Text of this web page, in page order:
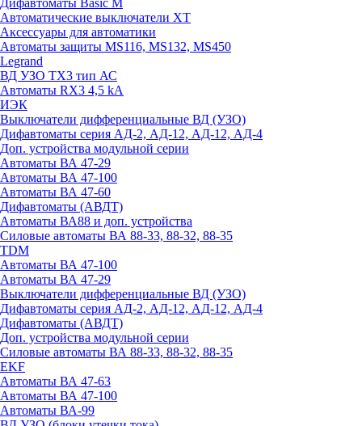
Дифавтоматы Basic M
Автоматические выключатели XT
Аксессуары для автоматики
Автоматы защиты MS116, MS132, MS450
Legrand
ВД УЗО TX3 тип АС
Автоматы RX3 4,5 kA
ИЭК
Выключатели дифференциальные ВД (УЗО)
Дифавтоматы серия АД-2, АД-12, АД-12, АД-4
Доп. устройства модульной серии
Автоматы ВА 47-29
Автоматы ВА 47-100
Автоматы ВА 47-60
Дифавтоматы (АВДТ)
Автоматы ВА88 и доп. устройства
Силовые автоматы ВА 88-33, 88-32, 88-35
TDM
Автоматы ВА 47-100
Автоматы ВА 47-29
Выключатели дифференциальные ВД (УЗО)
Дифавтоматы серия АД-2, АД-12, АД-12, АД-4
Дифавтоматы (АВДТ)
Доп. устройства модульной серии
Силовые автоматы ВА 88-33, 88-32, 88-35
EKF
Автоматы ВА 47-63
Автоматы ВА 47-100
Автоматы ВА-99